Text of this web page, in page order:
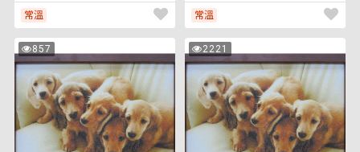
常溫 常溫
857
次
瀏
覽
客
製
化
砂
畫
(60*80cm)
2221
次
瀏
覽
客
製
化
砂
畫
(A4)